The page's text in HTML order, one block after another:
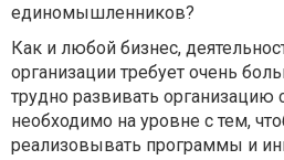
единомышленников?
Как и любой бизнес,
организации требует очень
трудно развивать организацию
необходимо на уровне с тем,
реализовывать программы и